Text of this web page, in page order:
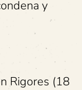
y
Rigores (18